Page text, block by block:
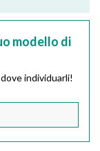
modello di
individuarli!